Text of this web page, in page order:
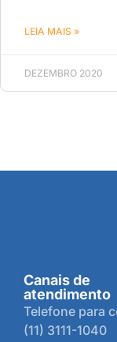
LEIA MAIS »
DEZEMBRO 2020
Canais de
atendimento
Telefone para
(11) 3111-1040